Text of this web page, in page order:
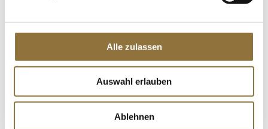
Alle zulassen
Auswahl erlauben
Ablehnen
LEBENSMITTELKENNZEICHNUNGEN
Gewürzgarten Fenchelsamen, ganz, 80
g
Art.Nr.:42239